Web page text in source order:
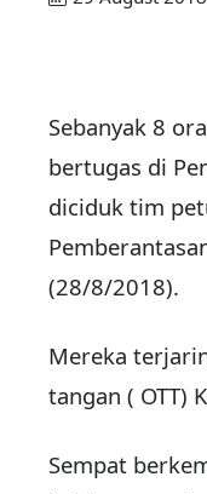
Sebanyak 8
bertugas di
diciduk tim
(28/8/2018).
Mereka
tangan ( OTT)
Sempat